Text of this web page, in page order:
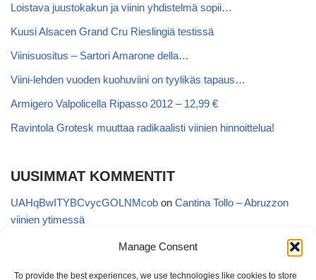
Manage Consent
To provide the best experiences, we use technologies like cookies to store
Loistava juustokakun ja viinin yhdistelmä sopii…
Kuusi Alsacen Grand Cru Rieslingiä testissä
Viinisuositus – Sartori Amarone della…
Viini-lehden vuoden kuohuviini on tyylikäs tapaus…
Armigero Valpolicella Ripasso 2012 – 12,99 €
Ravintola Grotesk muuttaa radikaalisti viinien hinnoittelua!
UUSIMMAT KOMMENTIT
UAHqBwITYBCvycGOLNMcob on Cantina Tollo – Abruzzon
viinien ytimessä
EgVGGttRTxKfbqUaWNglbonCantina Tollo – Abruzzon viinien